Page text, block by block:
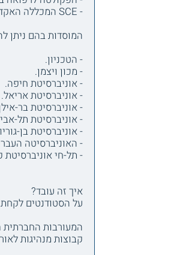
- SCE המכללה האקדמית להנדסה ע"ש סמי שמעון.
המוסדות בהם ניתן
- הטכניון.
- מכון ויצמן.
- אוניברסיטת חיפה.
- אוניברסיטת אריאל.
- אוניברסיטת בר-
- אוניברסיטת תל-
- אוניברסיטת בן-
- האוניברסיטה
- תל-חי אוניברסיטת
איך זה עובד?
על הסטודנטים
המעורבות
קבוצות מנהיגות